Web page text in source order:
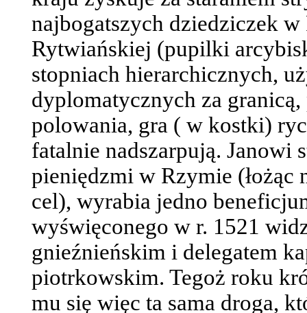
najbogatszych dziedziczek
Rytwiańskiej (pupilki
stopniach hierarchicznych,
dyplomatycznych za
polowania, gra ( w kostki)
fatalnie nadszarpują. Janowi
pieniędzmi w Rzymie (łożąc
cel), wyrabia jedno
wyświęconego w r. 1521
gnieźnieńskim i delegatem
piotrkowskim. Tegoż roku
mu się więc ta sama droga,